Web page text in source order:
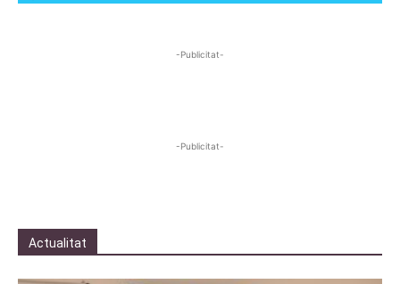
-Publicitat-
-Publicitat-
Actualitat